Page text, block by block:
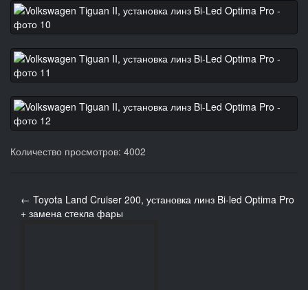
Количество просмотров: 4002
← Toyota Land Cruiser 200, установка линз Bi-led Optima Pro
+ замена стекла фары